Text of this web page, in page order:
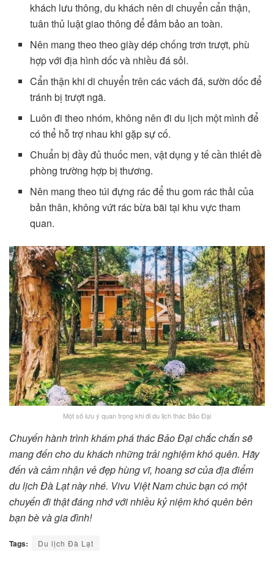
khách lưu thông, du khách nên di chuyển cẩn thận,
tuân thủ luật giao thông để đảm bảo an toàn.
Nên mang theo theo giày dép chống trơn trượt, phù
hợp với địa hình dốc và nhiều đá sỏi.
Cẩn thận khi di chuyển trên các vách đá, sườn dốc để
tránh bị trượt ngã.
Luôn đi theo nhóm, không nên đi du lịch một mình để
có thể hỗ trợ nhau khi gặp sự cố.
Chuẩn bị đầy đủ thuốc men, vật dụng y tế cần thiết đề
phòng trường hợp bị thương.
Nên mang theo túi đựng rác để thu gom rác thải của
bản thân, không vứt rác bừa bãi tại khu vực tham
quan.
Một số lưu ý quan trọng khi đi du lịch thác Bảo Đại
Chuyến hành trình khám phá thác Bảo Đại chắc chắn sẽ
mang đến cho du khách những trải nghiệm khó quên. Hãy
đến và cảm nhận vẻ đẹp hùng vĩ, hoang sơ của địa điểm
du lịch Đà Lạt này nhé. Vivu Việt Nam chúc bạn có một
chuyến đi thật đáng nhớ với nhiều kỷ niệm khó quên bên
bạn bè và gia đình!
Tags: Du lịch Đà Lạt